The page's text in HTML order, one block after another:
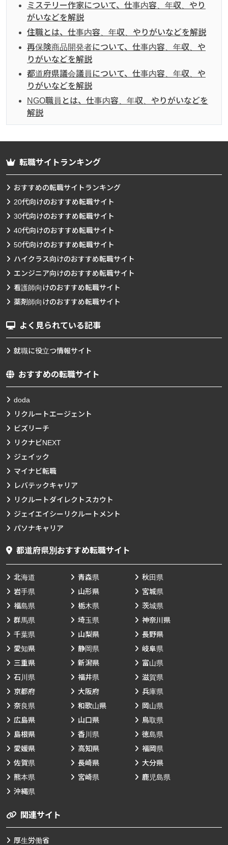
ミステリー作家について、仕事内容、年収、やり
がいなどを解説
住職とは、仕事内容、年収、やりがいなどを解説
再保険商品開発者について、仕事内容、年収、や
りがいなどを解説
都道府県議会議員について、仕事内容、年収、や
りがいなどを解説
NGO職員とは、仕事内容、年収、やりがいなどを
解説
転職サイトランキング
おすすめの転職サイトランキング
20代向けのおすすめ転職サイト
30代向けのおすすめ転職サイト
40代向けのおすすめ転職サイト
50代向けのおすすめ転職サイト
ハイクラス向けのおすすめ転職サイト
エンジニア向けのおすすめ転職サイト
看護師向けのおすすめ転職サイト
薬剤師向けのおすすめ転職サイト
よく見られている記事
就職に役立つ情報サイト
おすすめの転職サイト
doda
リクルートエージェント
ビズリーチ
リクナビNEXT
ジェイック
マイナビ転職
レバテックキャリア
リクルートダイレクトスカウト
ジェイエイシーリクルートメント
パソナキャリア
都道府県別おすすめ転職サイト
北海道 青森県
秋田県
岩手県
山形県
宮城県
福島県
栃木県
茨城県
群馬県
埼玉県
神奈川県
千葉県
山梨県
長野県
愛知県
静岡県
岐阜県
三重県
新潟県
富山県
石川県
福井県
滋賀県
京都府
大阪府
兵庫県
奈良県
和歌山県
岡山県
広島県
山口県
鳥取県
島根県
香川県
徳島県
愛媛県
高知県
福岡県
佐賀県
長崎県
大分県
熊本県
宮崎県
鹿児島県
沖縄県
関連サイト
厚生労働省